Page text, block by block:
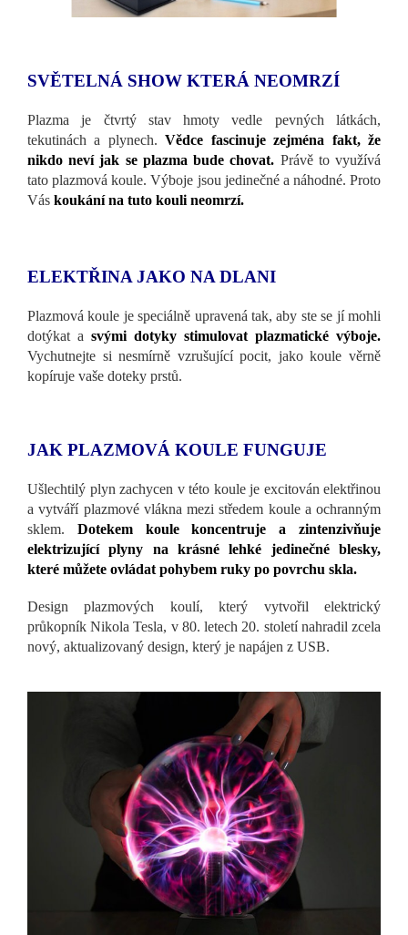
SVĚTELNÁ SHOW KTERÁ NEOMRZÍ
Plazma je čtvrtý stav hmoty vedle pevných látkách,
tekutinách a plynech.Vědce fascinuje zejména fakt, že
nikdo neví jak se plazma bude chovat. Právě to využívá
tato plazmová koule. Výboje jsou jedinečné a náhodné. Proto
Vás koukání na tuto kouli neomrzí.
ELEKTŘINA JAKO NA DLANI
Plazmová koule je speciálně upravená tak, aby ste se jí mohli
dotýkat a svými dotyky stimulovat plazmatické výboje.
Vychutnejte si nesmírně vzrušující pocit, jako koule věrně
kopíruje vaše doteky prstů.
JAK PLAZMOVÁ KOULE FUNGUJE
Ušlechtilý plyn zachycen v této koule je excitován elektřinou
a vytváří plazmové vlákna mezi středem koule a ochranným
sklem. Dotekem koule koncentruje a zintenzivňuje
elektrizující plyny na krásné lehké jedinečné blesky,
které můžete ovládat pohybem ruky po povrchu skla.
Design plazmových koulí, který vytvořil elektrický
průkopník Nikola Tesla, v 80. letech 20. století nahradil zcela
nový, aktualizovaný design, který je napájen z USB.